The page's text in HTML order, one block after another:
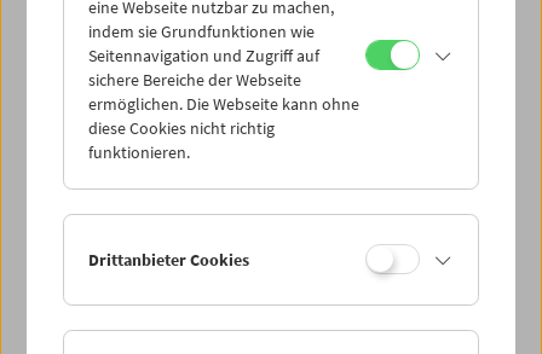
Mi 28.9.
Do 29.9.
Sa 1.10.
eine Webseite nutzbar zu machen,
indem sie Grundfunktionen wie
Seitennavigation und Zugriff auf
sichere Bereiche der Webseite
ermöglichen. Die Webseite kann ohne
diese Cookies nicht richtig
funktionieren.
Drittanbieter Cookies